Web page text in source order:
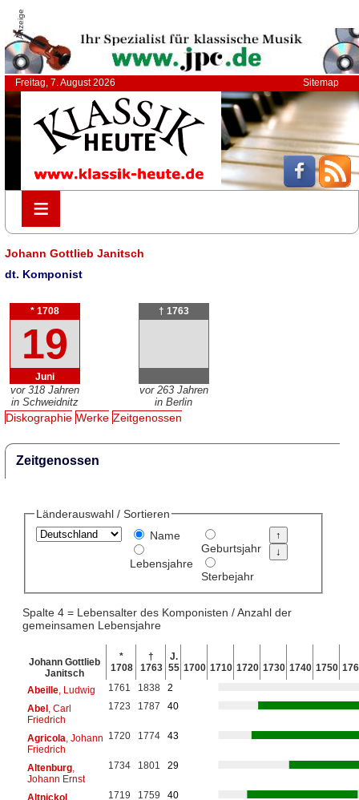
Anzeige
Freitag, 7. August 2026 Sitemap
≡
≡
Johann Gottlieb Janitsch
dt. Komponist
* 1708
19
Juni
vor 318 Jahren
in Schweidnitz
† 1763
vor 263 Jahren
in Berlin
Diskographie Werke Zeitgenossen
Zeitgenossen
Länderauswahl / Sortieren
Name
Lebensjahre
Geburtsjahr
Sterbejahr
Spalte 4 = Lebensalter des Komponisten / Anzahl der
gemeinsamen Lebensjahre
Johann Gottlieb
Janitsch
*
1708
†
1763
J.
55 1700 1710 1720 1730 1740 1750
Abeille, Ludwig 1761 1838
2
Abel, Carl
Friedrich
1723 1787 40
Agricola , Johann
Friedrich
1720 1774 43
Altenburg,
Johann Ernst
1734 1801 29
Altnickol,
1719 1759 40